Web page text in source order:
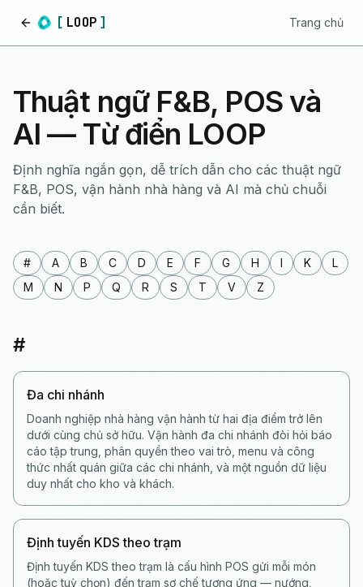
[ LOOP ]
Trang chủ
Trang chủ
Thuật ngữ F&B, POS và
AI — Từ điển LOOP
Định nghĩa ngắn gọn, dễ trích dẫn cho các thuật ngữ
F&B, POS, vận hành nhà hàng và AI mà chủ chuỗi
cần biết.
# A B C D E F G H I K
L
M
N P Q R S T V Z
#
Đa chi nhánh
Doanh nghiệp nhà hàng vận hành từ hai địa điểm trở lên
dưới cùng chủ sở hữu. Vận hành đa chi nhánh đòi hỏi báo
cáo tập trung, phân quyền theo vai trò, menu và công
thức nhất quán giữa các chi nhánh, và một nguồn dữ liệu
duy nhất cho kho và khách.
Định tuyến KDS theo trạm
Định tuyến KDS theo trạm là cấu hình POS gửi mỗi món
(hoặc tuỳ chọn) đến trạm sơ chế tương ứng — nướng,